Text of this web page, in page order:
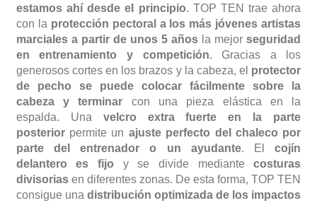
estamos ahí desde el principio. TOP TEN trae ahora
con la protección pectoral a los más jóvenes artistas
marciales a partir de unos 5 años la mejorseguridad
en entrenamiento y competición. Gracias a los
generosos cortes en los brazos y la cabeza, el protector
de pecho se puede colocar fácilmente sobre la
cabeza y terminar con una pieza elástica en la
espalda. Una velcro extra fuerte en la parte
posteriorpermite un ajuste perfecto del chaleco por
parte del entrenador o un ayudante. Elcojín
delantero es fijo y se divide mediantecosturas
divisoriasen diferentes zonas. De esta forma, TOP TEN
consigue una distribución optimizada de los impactos